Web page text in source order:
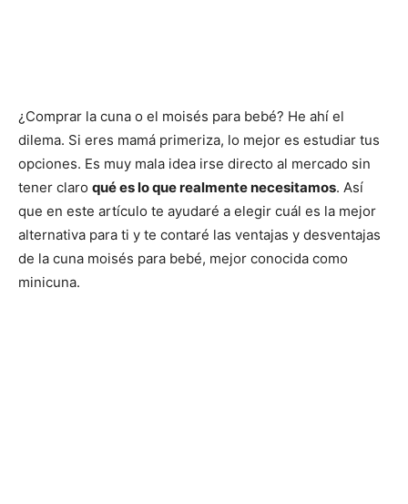
¿Comprar la cuna o el moisés para bebé? He ahí el
dilema. Si eres mamá primeriza, lo mejor es estudiar tus
opciones. Es muy mala idea irse directo al mercado sin
tener claro qué es lo que realmente necesitamos. Así
que en este artículo te ayudaré a elegir cuál es la mejor
alternativa para ti y te contaré las ventajas y desventajas
de la cuna moisés para bebé, mejor conocida como
minicuna.